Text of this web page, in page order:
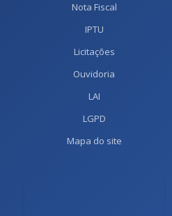
Nota Fiscal
IPTU
Licitações
Ouvidoria
LAI
LGPD
Mapa do site